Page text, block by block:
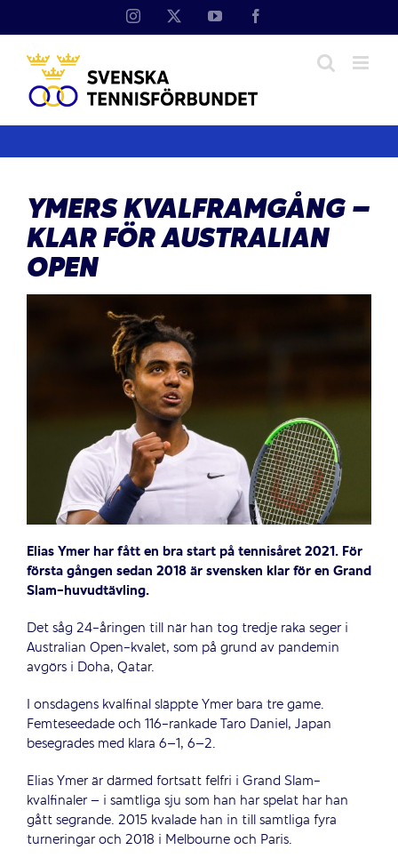
Instagram YouTube
YMERS KVALFRAMGÅNG –
KLAR FÖR AUSTRALIAN
OPEN
Elias Ymer har fått en bra start på tennisåret 2021. För
första gången sedan 2018 är svensken klar för en Grand
Slam-huvudtävling.
Det såg 24-åringen till när han tog tredje raka seger i
Australian Open-kvalet, som på grund av pandemin
avgörs i Doha, Qatar.
I onsdagens kvalfinal släppte Ymer bara tre game.
Femteseedade och 116-rankade Taro Daniel, Japan
besegrades med klara 6–1, 6–2.
Elias Ymer är därmed fortsatt felfri i Grand Slam-
kvalfinaler – i samtliga sju som han har spelat har han
gått segrande. 2015 kvalade han in till samtliga fyra
turneringar och 2018 i Melbourne och Paris.